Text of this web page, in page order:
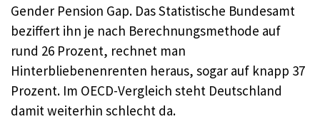
Gender Pension Gap. Das Statistische Bundesamt
beziffert ihn je nach Berechnungsmethode auf
rund 26 Prozent, rechnet man
Hinterbliebenenrenten heraus, sogar auf knapp 37
Prozent. Im OECD-Vergleich steht Deutschland
damit weiterhin schlecht da.